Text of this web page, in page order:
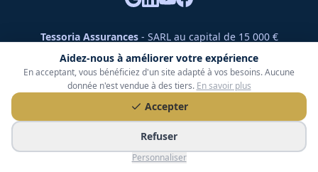
Aidez-nous à améliorer votre expérience
En acceptant, vous bénéficiez d'un site adapté à vos besoins. Aucune
donnée n'est vendue à des tiers. En savoir plus
Accepter
Refuser
Personnaliser
Tessoria Assurances- SARL au capital de 15 000 €
ORIAS n° 25007309 - RCS 990 206 179 - Membre du réseau
360 Courtage
RC Pro : Klarity - Contrat n° CCOUK000785
49 chemin des Gardettes Sine, 06570 Saint-Paul-de-Vence
© Tessoria Assurances. Tous droits réservés.